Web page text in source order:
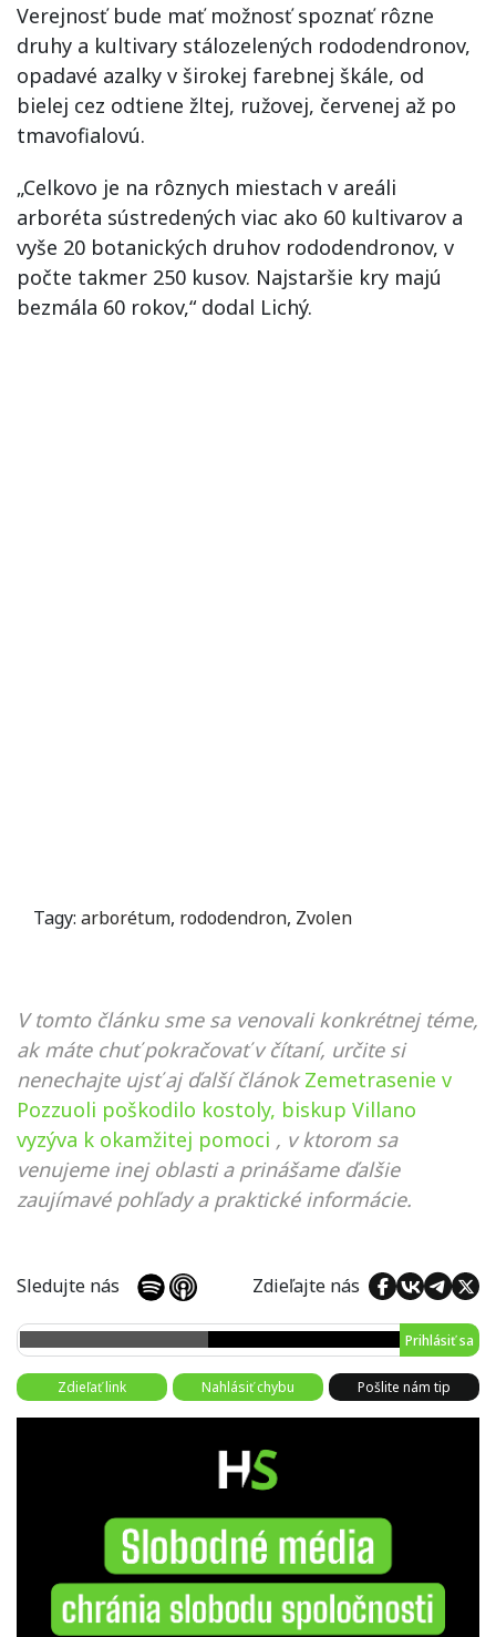
Verejnosť bude mať možnosť spoznať rôzne
druhy a kultivary stálozelených rododendronov,
opadavé azalky v širokej farebnej škále, od
bielej cez odtiene žltej, ružovej, červenej až po
tmavofialovú.
„Celkovo je na rôznych miestach v areáli
arboréta sústredených viac ako 60 kultivarov a
vyše 20 botanických druhov rododendronov, v
počte takmer 250 kusov. Najstaršie kry majú
bezmála 60 rokov,“ dodal Lichý.
Tagy: arborétum, rododendron, Zvolen
V tomto článku sme sa venovali konkrétnej téme,
ak máte chuť pokračovať v čítaní, určite si
nenechajte ujsť aj ďalší článok Zemetrasenie v
Pozzuoli poškodilo kostoly, biskup Villano
vyzýva k okamžitej pomoci , v ktorom sa
venujeme inej oblasti a prinášame ďalšie
zaujímavé pohľady a praktické informácie.
Sledujte nás Zdieľajte nás
Prihlásiť sa
Zdieľať link Nahlásiť chybu Pošlite nám tip